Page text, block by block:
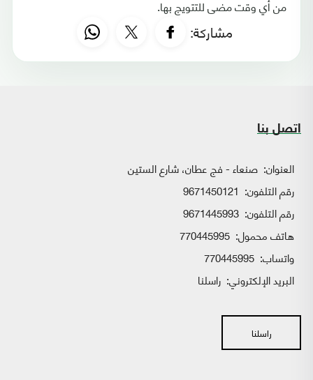
من أي وقت مضى للتتويج بها.
مشاركة:
اتصل بنا
العنوان: صنعاء - فج عطان، شارع الستين
رقم التلفون: 9671450121
رقم التلفون: 9671445993
هاتف محمول: 770445995
واتساب:
البريد الإلكتروني: راسلنا
راسلنا